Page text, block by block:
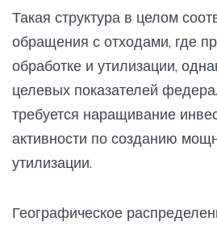
Такая структура в целом
обращения с отходами, где
обработке и утилизации,
целевых показателей
требуется наращивание
активности по созданию
утилизации.
Географическое